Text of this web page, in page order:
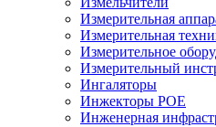
Измерительная
Измерительная
Измерительное
Измерительный
Ингаляторы
Инжекторы POE
Инженерная